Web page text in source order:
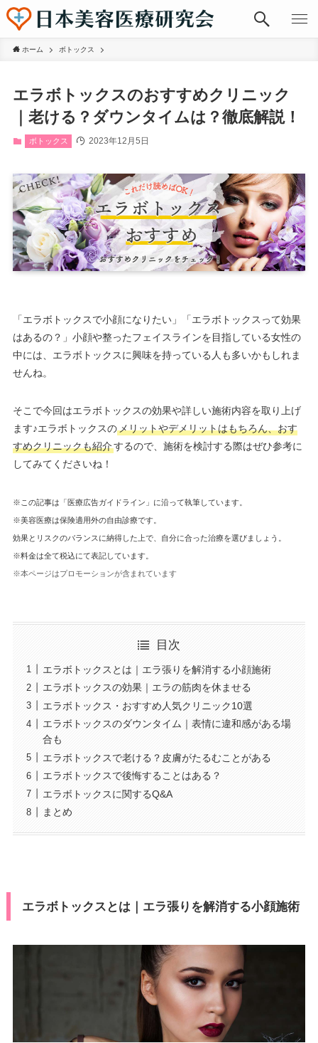
ホーム ボトックス
エラボトックスのおすすめクリニック
｜老ける？ダウンタイムは？徹底解説！
ボトックス 2023年12月5日
「エラボトックスで小顔になりたい」「エラボトックスって効果
はあるの？」小顔や整ったフェイスラインを目指している女性の
中には、エラボトックスに興味を持っている人も多いかもしれま
せんね。
そこで今回はエラボトックスの効果や詳しい施術内容を取り上げ
ます♪エラボトックスのメリットやデメリットはもちろん、おす
すめクリニックも紹介するので、施術を検討する際はぜひ参考に
してみてくださいね！
※この記事は「医療広告ガイドライン」に沿って執筆しています。
※美容医療は保険適用外の自由診療です。
効果とリスクのバランスに納得した上で、自分に合った治療を選びましょう。
※料金は全て税込にて表記しています。
※本ページはプロモーションが含まれています
目次
エラボトックスとは｜エラ張りを解消する小顔施術
エラボトックスの効果｜エラの筋肉を休ませる
エラボトックス・おすすめ人気クリニック10選
エラボトックスのダウンタイム｜表情に違和感がある場
合も
エラボトックスで老ける？皮膚がたるむことがある
エラボトックスで後悔することはある？
エラボトックスに関するQ&A
まとめ
エラボトックスとは｜エラ張りを解消する小顔施術